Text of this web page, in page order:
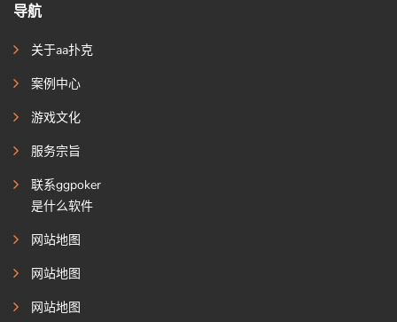
导航
关于aa扑克
案例中心
游戏文化
服务宗旨
联系ggpoker
是什么软件
网站地图
网站地图
网站地图